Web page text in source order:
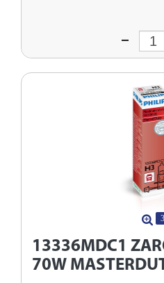
Wprowadź
3
13336MDC1
70W